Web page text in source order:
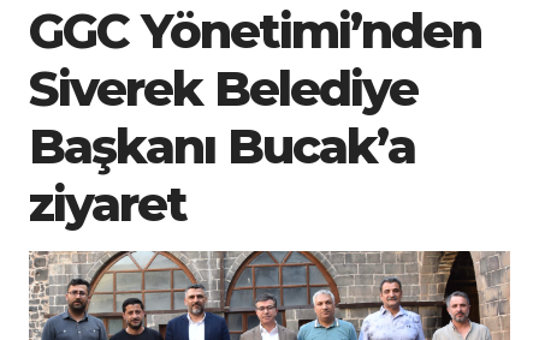
GGC Yönetimi’nden
Siverek Belediye
Başkanı Bucak’a
ziyaret